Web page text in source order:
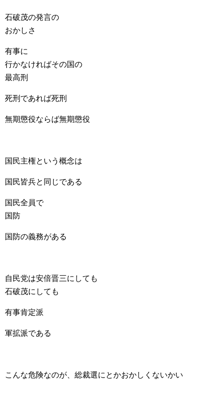
石破茂の発言の
おかしさ
有事に
行かなければその国の
最高刑
死刑であれば死刑
無期懲役ならば無期懲役
国民主権という概念は
国民皆兵と同じである
国民全員で
国防
国防の義務がある
自民党は安倍晋三にしても
石破茂にしても
有事肯定派
軍拡派である
こんな危険なのが、総裁選にとかおかしくないかい